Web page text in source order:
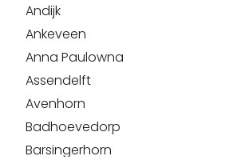
Andijk
Ankeveen
Anna Paulowna
Assendelft
Avenhorn
Badhoevedorp
Barsingerhorn